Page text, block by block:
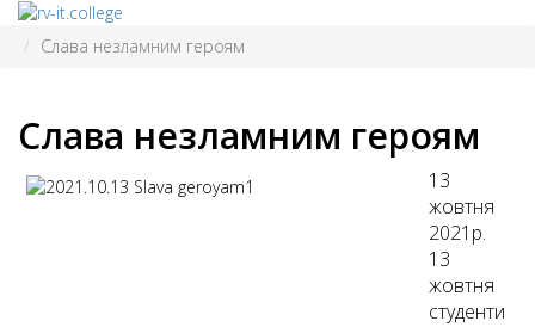
Слава незламним героям
Слава незламним героям
13
жовтня
2021р.
13
жовтня
студенти